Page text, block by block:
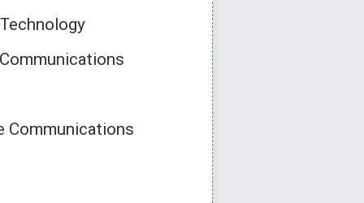
Communications